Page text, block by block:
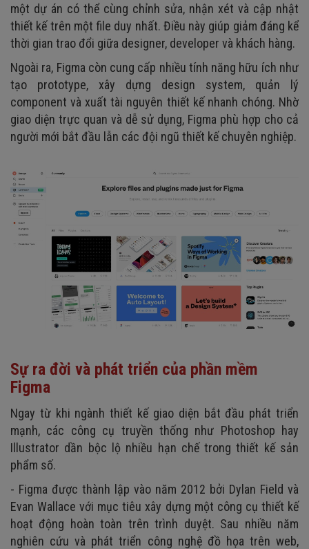
một dự án có thể cùng chỉnh sửa, nhận xét và cập nhật
thiết kế trên một file duy nhất. Điều này giúp giảm đáng kể
thời gian trao đổi giữa designer, developer và khách hàng.
Ngoài ra, Figma còn cung cấp nhiều tính năng hữu ích như
tạo prototype, xây dựng design system, quản lý
component và xuất tài nguyên thiết kế nhanh chóng. Nhờ
giao diện trực quan và dễ sử dụng, Figma phù hợp cho cả
người mới bắt đầu lẫn các đội ngũ thiết kế chuyên nghiệp.
Sự ra đời và phát triển của phần mềm
Figma
Ngay từ khi ngành thiết kế giao diện bắt đầu phát triển
mạnh, các công cụ truyền thống như Photoshop hay
Illustrator dần bộc lộ nhiều hạn chế trong thiết kế sản
phẩm số.
- Figma được thành lập vào năm 2012 bởi Dylan Field và
Evan Wallace với mục tiêu xây dựng một công cụ thiết kế
hoạt động hoàn toàn trên trình duyệt. Sau nhiều năm
nghiên cứu và phát triển công nghệ đồ họa trên web,